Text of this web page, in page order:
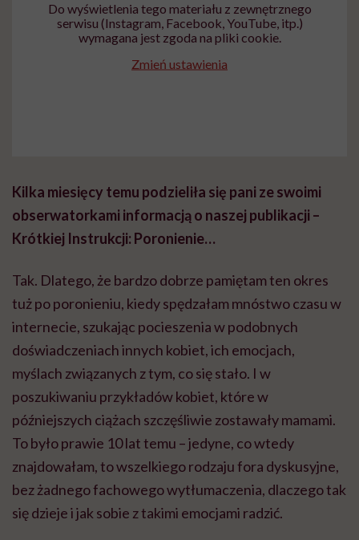
Do wyświetlenia tego materiału z zewnętrznego
serwisu (Instagram, Facebook, YouTube, itp.)
wymagana jest zgoda na pliki cookie.
Zmień ustawienia
Kilka miesięcy temu podzieliła się pani ze swoimi
obserwatorkami informacją o naszej publikacji –
Krótkiej Instrukcji: Poronienie…
Tak. Dlatego, że bardzo dobrze pamiętam ten okres
tuż po poronieniu, kiedy spędzałam mnóstwo czasu w
internecie, szukając pocieszenia w podobnych
doświadczeniach innych kobiet, ich emocjach,
myślach związanych z tym, co się stało. I w
poszukiwaniu przykładów kobiet, które w
późniejszych ciążach szczęśliwie zostawały mamami.
To było prawie 10 lat temu – jedyne, co wtedy
znajdowałam, to wszelkiego rodzaju fora dyskusyjne,
bez żadnego fachowego wytłumaczenia, dlaczego tak
się dzieje i jak sobie z takimi emocjami radzić.